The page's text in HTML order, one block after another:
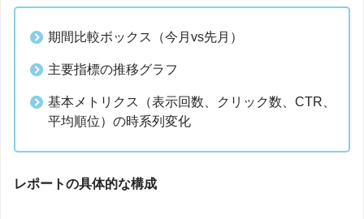
期間比較ボックス（今月vs先月）
主要指標の推移グラフ
基本メトリクス（表示回数、クリック数、CTR、
平均順位）の時系列変化
レポートの具体的な構成